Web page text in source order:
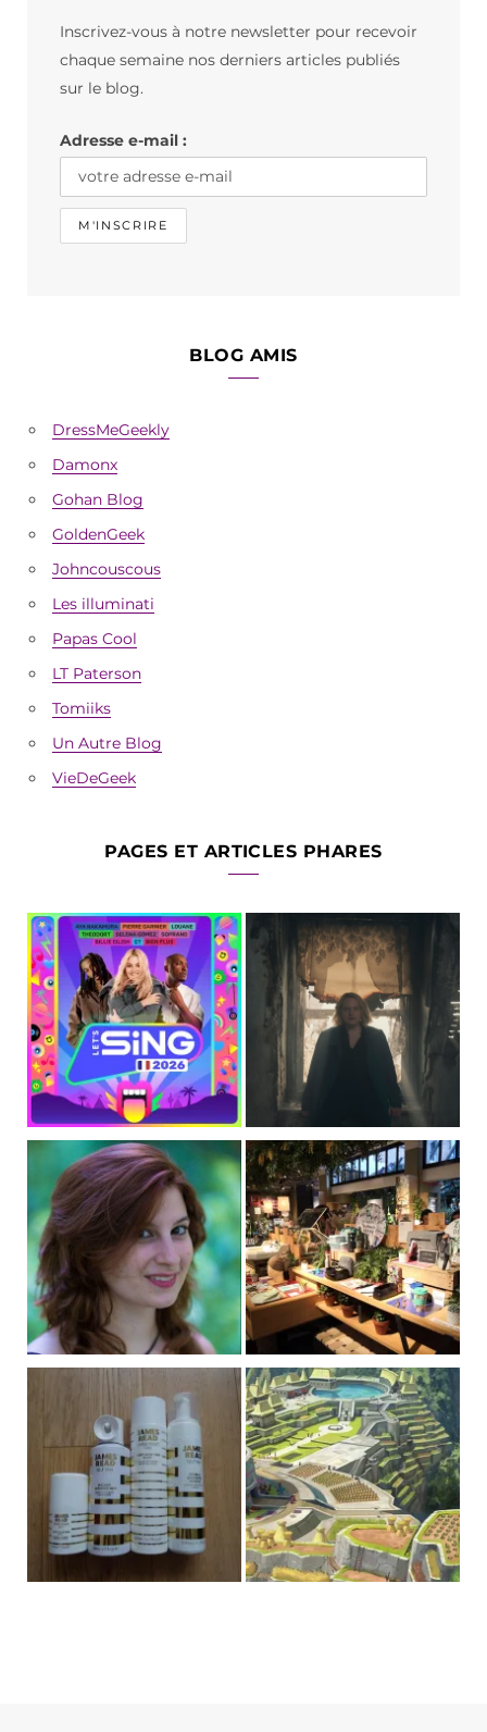
m
Inscrivez-vous à notre newsletter pour recevoir
chaque semaine nos derniers articles publiés
sur le blog.
Adresse e-mail :
BLOG AMIS
DressMeGeekly
Damonx
Gohan Blog
GoldenGeek
Johncouscous
Les illuminati
Papas Cool
LT Paterson
Tomiiks
Un Autre Blog
VieDeGeek
PAGES ET ARTICLES PHARES